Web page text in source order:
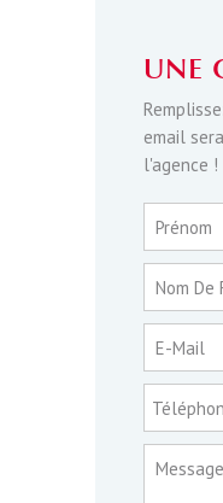
UNE
email
l'agence !
Prénom
Nom De
E-Mail
Message